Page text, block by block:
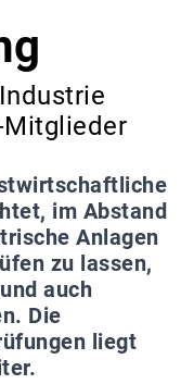
Mitglieder
im Abstand
Anlagen
zu lassen,
auch
Die
liegt